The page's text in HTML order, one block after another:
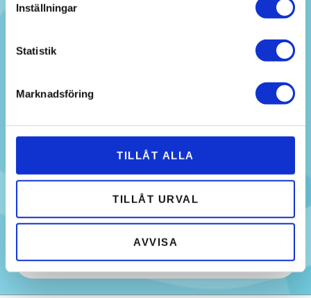
Inställningar
Statistik
Marknadsföring
TILLÅT ALLA
TILLÅT URVAL
AVVISA
receptionen)
från hotellet
Prisexempel:
2 Vuxna